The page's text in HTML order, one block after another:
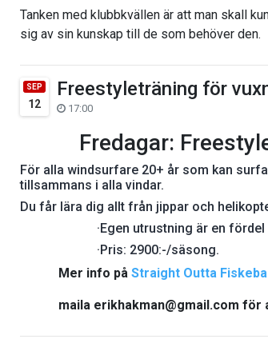
Tanken med klubbkvällen är att man skall
sig av sin kunskap till de som behöver den.
SEP
12
Freestyleträning för
17:00
Fredagar:
För alla windsurfare 20+ år som kan
tillsammans i alla vindar.
Du får lära dig allt från jippar och
·Egen utrustning är en
·Pris: 2900:-/säsong.
Mer info på Straight Outta
maila erikhakman@gmail.com för